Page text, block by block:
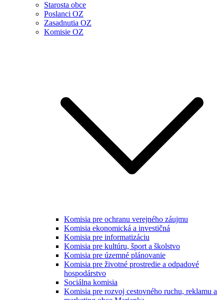
Starosta obce
Poslanci OZ
Zasadnutia OZ
Komisie OZ
Komisia pre ochranu verejného záujmu
Komisia ekonomická a investičná
Komisia pre informatizáciu
Komisia pre kultúru, šport a školstvo
Komisia pre územné plánovanie
Komisia pre životné prostredie a odpadové
hospodárstvo
Sociálna komisia
Komisia pre rozvoj cestovného ruchu, reklamu a